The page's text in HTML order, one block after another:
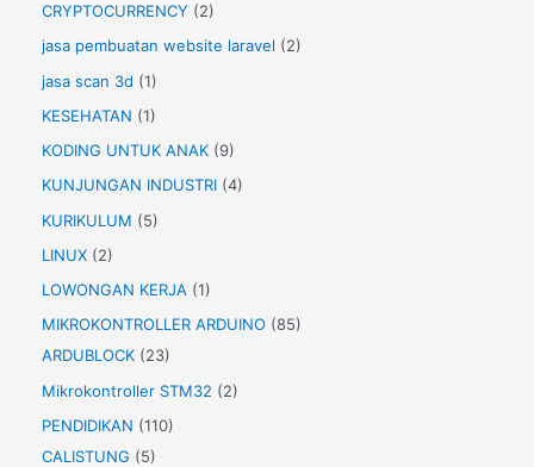
CRYPTOCURRENCY (2)
jasa pembuatan website laravel (2)
jasa scan 3d (1)
KESEHATAN (1)
KODING UNTUK ANAK(9)
KUNJUNGAN INDUSTRI(4)
KURIKULUM (5)
LINUX(2)
LOWONGAN KERJA (1)
MIKROKONTROLLER ARDUINO (85)
ARDUBLOCK(23)
Mikrokontroller STM32 (2)
PENDIDIKAN (110)
CALISTUNG (5)